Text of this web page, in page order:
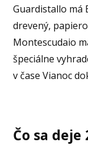
Guardistallo má
drevený,
Montescudaio
špeciálne
v čase Vianoc
Čo sa deje